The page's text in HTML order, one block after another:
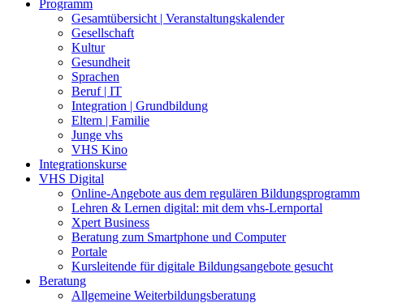
Programm
Gesamtübersicht | Veranstaltungskalender
Gesellschaft
Kultur
Gesundheit
Sprachen
Beruf | IT
Integration | Grundbildung
Eltern | Familie
Junge vhs
VHS Kino
Integrationskurse
VHS Digital
Online-Angebote aus dem regulären Bildungsprogramm
Lehren & Lernen digital: mit dem vhs-Lernportal
Xpert Business
Beratung zum Smartphone und Computer
Portale
Kursleitende für digitale Bildungsangebote gesucht
Beratung
Allgemeine Weiterbildungsberatung